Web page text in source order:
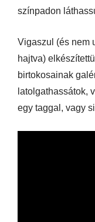
színpadon
Vigaszul (és nem
hajtva)
birtokosainak
latolgathassátok,
egy taggal, vagy